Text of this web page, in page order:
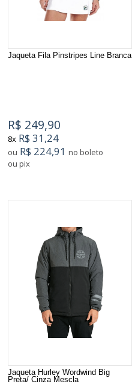
Jaqueta Fila Pinstripes Line Branca
R$ 249,90
8x R$ 31,24
ou R$ 224,91 no boleto
ou pix
Jaqueta Hurley Wordwind Big
Preta/ Cinza Mescla